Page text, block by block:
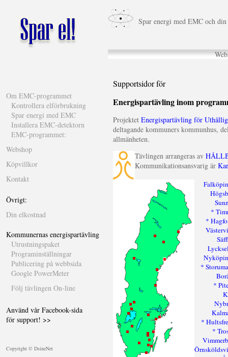
Om EMC-programmet
Kontrollera elförbrukning
Spar energi med EMC
Installera EMC-detektorn
EMC-programmet:
Webshop
Köpvillkor
Kontakt
Övrigt:
Din elkostnad
Kommunernas energispartävling
Utrustningspaket
Programinställningar
Publicering på webbsida
Google PowerMeter
Följ tävlingen On-line
Använd vår Facebook-sida
för support! >>
Copyright © DsineNet
Spar energi med EMC och din
Supportsidor för
Energispartävling inom
Projektet Energispartävling för
deltagande kommuners kommunhus,
allmänheten.
Tävlingen arrangeras av
Kommunikationsansvarig är
*
*
*
*
*
*